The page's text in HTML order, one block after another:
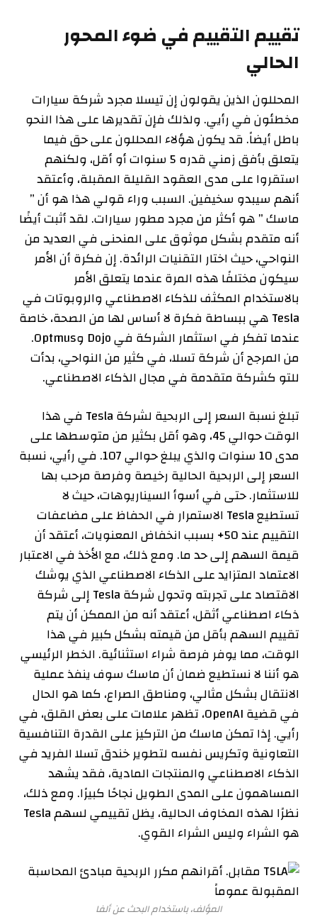
تقييم التقييم في ضوء المحور
الحالي
المحللون الذين يقولون إن تيسلا مجرد شركة سيارات
مخطئون في رأيي. ولذلك فإن تقديرها على هذا النحو
باطل أيضاً. قد يكون هؤلاء المحللون على حق فيما
يتعلق بأفق زمني قدره 5 سنوات أو أقل، ولكنهم
استقروا على مدى العقود القليلة المقبلة، وأعتقد
أنهم سيبدو سخيفين. السبب وراء قولي هذا هو أن ”
ماسك ” هو أكثر من مجرد مطور سيارات. لقد أثبت أيضًا
أنه متقدم بشكل موثوق على المنحنى في العديد من
النواحي، حيث اختار التقنيات الرائدة. إن فكرة أن الأمر
سيكون مختلفًا هذه المرة عندما يتعلق الأمر
بالاستخدام المكثف للذكاء الاصطناعي والروبوتات في
Tesla هي ببساطة فكرة لا أساس لها من الصحة، خاصة
عندما تفكر في استثمار الشركة في Dojo وOptmus.
من المرجح أن شركة تسلا، في كثير من النواحي، بدأت
للتو كشركة متقدمة في مجال الذكاء الاصطناعي.
تبلغ نسبة السعر إلى الربحية لشركة Tesla في هذا
الوقت حوالي 45، وهو أقل بكثير من متوسطها على
مدى 10 سنوات والذي يبلغ حوالي 107. في رأيي، نسبة
السعر إلى الربحية الحالية رخيصة وفرصة مرحب بها
للاستثمار. حتى في أسوأ السيناريوهات، حيث لا
تستطيع Tesla الاستمرار في الحفاظ على مضاعفات
التقييم عند 50+ بسبب انخفاض المعنويات، أعتقد أن
قيمة السهم إلى حد ما. ومع ذلك، مع الأخذ في الاعتبار
الاعتماد المتزايد على الذكاء الاصطناعي الذي يوشك
الاقتصاد على تجربته وتحول شركة Tesla إلى شركة
ذكاء اصطناعي أثقل، أعتقد أنه من الممكن أن يتم
تقييم السهم بأقل من قيمته بشكل كبير في هذا
الوقت، مما يوفر فرصة شراء استثنائية. الخطر الرئيسي
هو أننا لا نستطيع ضمان أن ماسك سوف ينفذ عملية
الانتقال بشكل مثالي، ومناطق الصراع، كما هو الحال
في قضية OpenAI، تظهر علامات على بعض القلق، في
رأيي. إذا تمكن ماسك من التركيز على القدرة التنافسية
التعاونية وتكريس نفسه لتطوير خندق تسلا الفريد في
الذكاء الاصطناعي والمنتجات المادية، فقد يشهد
المساهمون على المدى الطويل نجاحًا كبيرًا. ومع ذلك،
نظرًا لهذه المخاوف الحالية، يظل تقييمي لسهم Tesla
هو الشراء وليس الشراء القوي.
المؤلف، باستخدام البحث عن ألفا